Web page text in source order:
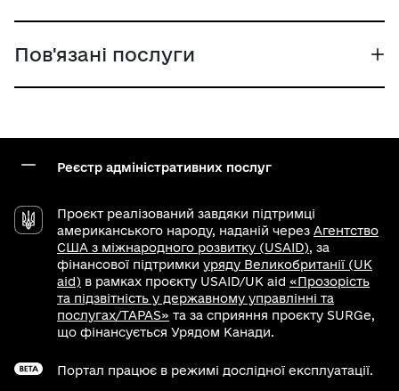
Пов'язані послуги
Реєстр адміністративних послуг
Проєкт реалізований завдяки підтримці
американського народу, наданій через Агентство
США з міжнародного розвитку (USAID), за
фінансової підтримки уряду Великобританії (UK
aid) в рамках проєкту USAID/UK aid «Прозорість
та підзвітність у державному управлінні та
послугах/TAPAS» та за сприяння проєкту SURGe,
що фінансується Урядом Канади.
Портал працює в режимі дослідної експлуатації.